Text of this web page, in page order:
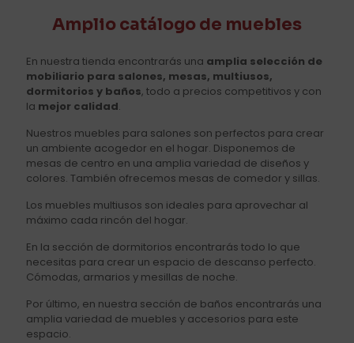
Amplio catálogo de muebles
En nuestra tienda encontrarás una amplia selección de
mobiliario para salones, mesas, multiusos,
dormitorios y baños, todo a precios competitivos y con
la mejor calidad.
Nuestros muebles para salones son perfectos para crear
un ambiente acogedor en el hogar. Disponemos de
mesas de centro en una amplia variedad de diseños y
colores. También ofrecemos mesas de comedor y sillas.
Los muebles multiusos son ideales para aprovechar al
máximo cada rincón del hogar.
En la sección de dormitorios encontrarás todo lo que
necesitas para crear un espacio de descanso perfecto.
Cómodas, armarios y mesillas de noche.
Por último, en nuestra sección de baños encontrarás una
amplia variedad de muebles y accesorios para este
espacio.